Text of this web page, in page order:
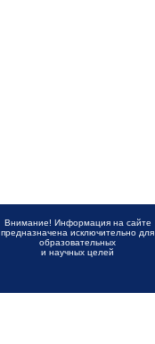
Внимание! Информация на сайте
предназначена исключительно для
образовательных
и научных целей